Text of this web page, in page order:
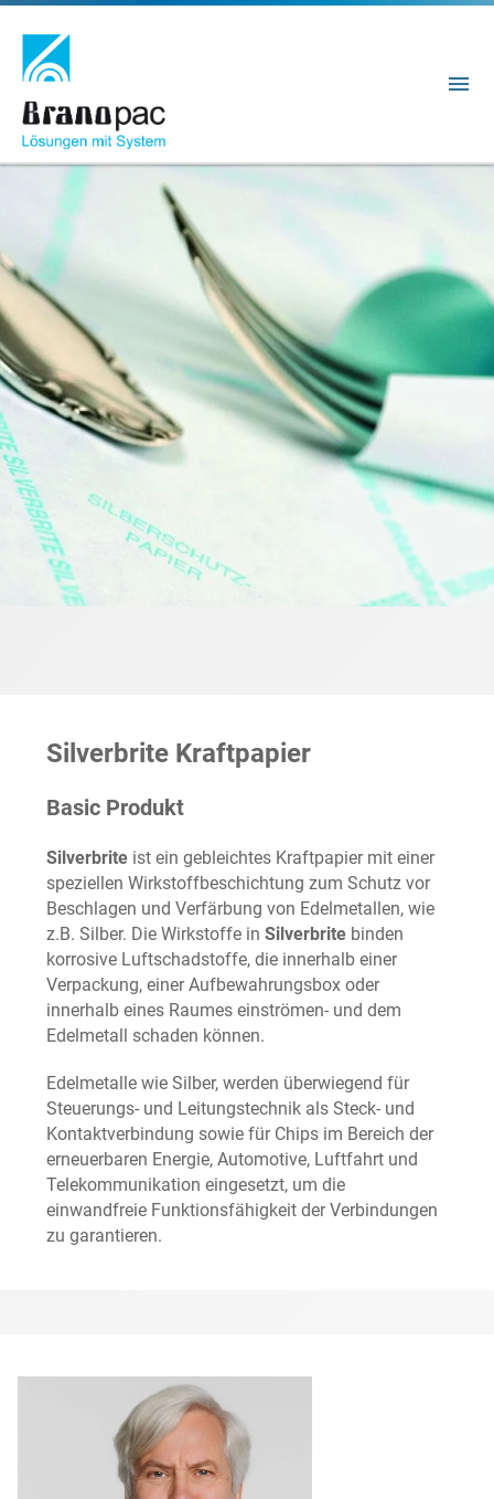
Silverbrite Kraftpapier
Basic Produkt
Silverbrite ist ein gebleichtes Kraftpapier mit einer
speziellen Wirkstoffbeschichtung zum Schutz vor
Beschlagen und Verfärbung von Edelmetallen, wie
z.B. Silber. Die Wirkstoffe in Silverbrite binden
korrosive Luftschadstoffe, die innerhalb einer
Verpackung, einer Aufbewahrungsbox oder
innerhalb eines Raumes einströmen- und dem
Edelmetall schaden können.
Edelmetalle wie Silber, werden überwiegend für
Steuerungs- und Leitungstechnik als Steck- und
Kontaktverbindung sowie für Chips im Bereich der
erneuerbaren Energie, Automotive, Luftfahrt und
Telekommunikation eingesetzt, um die
einwandfreie Funktionsfähigkeit der Verbindungen
zu garantieren.